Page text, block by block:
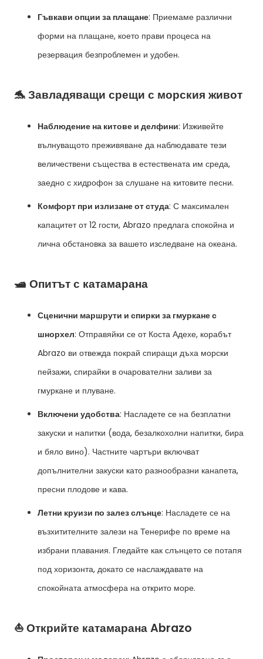
Гъвкави опции за плащане: Приемаме различни
форми на плащане, което прави процеса на
резервация безпроблемен и удобен.
🐬 Завладяващи срещи с морския живот
Наблюдение на китове и делфини: Изживейте
вълнуващото преживяване да наблюдавате тези
величествени същества в естествената им среда,
заедно с хидрофон за слушане на китовите песни.
Комфорт при излизане от студа: С максимален
капацитет от 12 гости, Abrazo предлага спокойна и
лична обстановка за вашето изследване на океана.
🛥️ Опитът с катамарана
Сценични маршрути и спирки за гмуркане с
шнорхел: Отправяйки се от Коста Адехе, корабът
Abrazo ви отвежда покрай спиращи дъха морски
пейзажи, спирайки в очарователни заливи за
гмуркане и плуване.
Включени удобства: Насладете се на безплатни
закуски и напитки (вода, безалкохолни напитки, бира
и бяло вино). Частните чартъри включват
допълнителни закуски като разнообразни канапета,
пресни плодове и кава.
Летни круизи по залез слънце: Насладете се на
възхитителните залези на Тенерифе по време на
избрани плавания. Гледайте как слънцето се потапя
под хоризонта, докато се наслаждавате на
спокойната атмосфера на открито море.
⛵ Открийте катамарана Abrazo